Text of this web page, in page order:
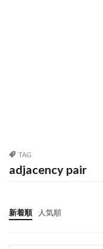
TAG
adjacency pair
新着順 人気順